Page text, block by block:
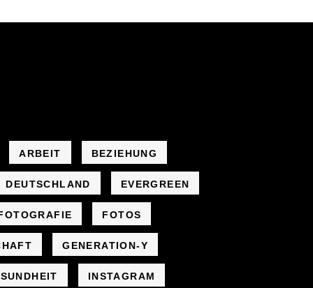
ARBEIT BEZIEHUNG
DEUTSCHLAND EVERGREEN
FOTOS
GENERATION-Y
INSTAGRAM